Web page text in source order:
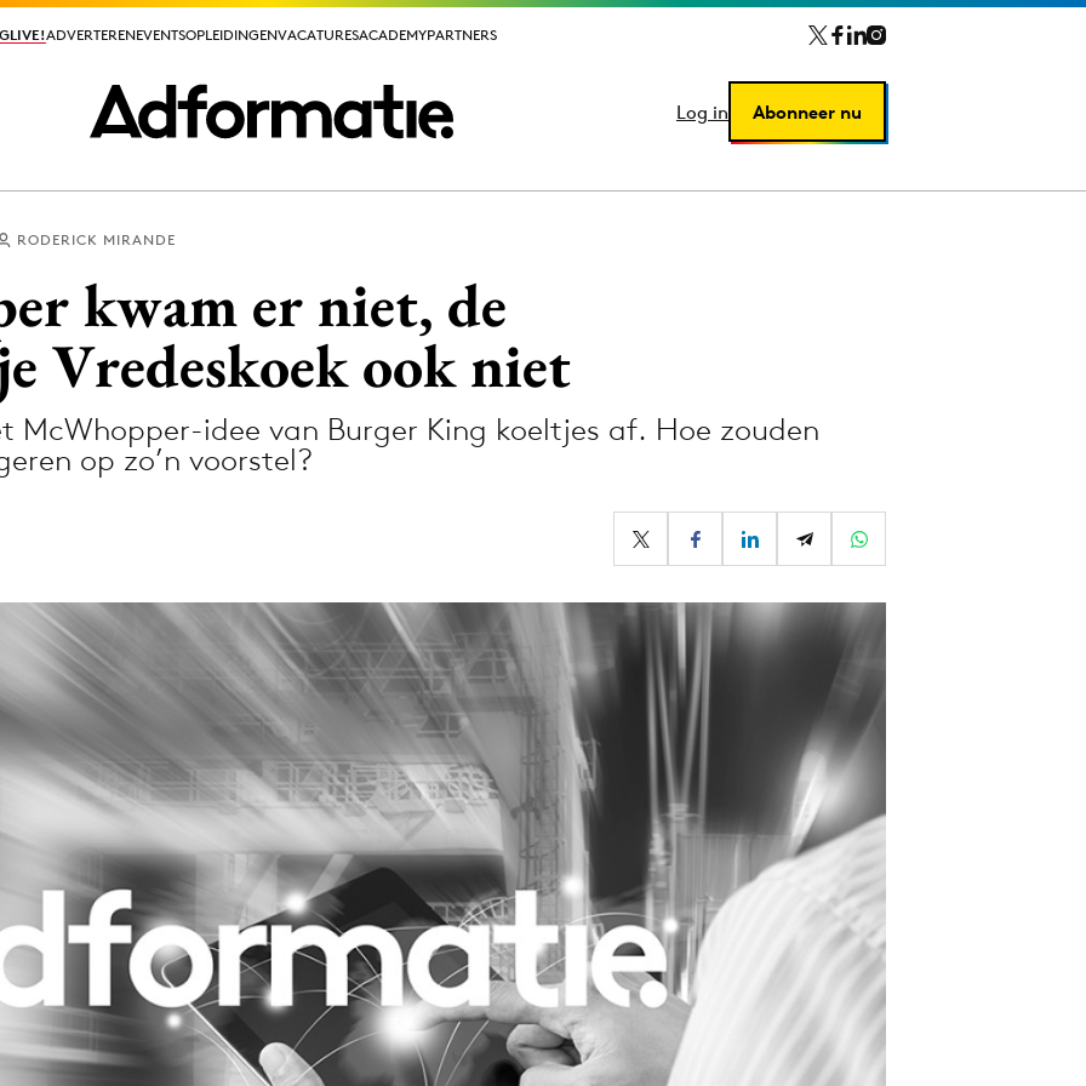
ADVERTERENEVENTSOPLEIDINGENVACATURESACADEMYPARTNERS
Log in Abonneer nu
ADVERTERENEVENTSOPLEIDINGENVACATURESACADEMYPARTNERS
Log in Abonneer nu
Media
Merkstrategie
Reputatie & crisis
RODERICK MIRANDE
kwam er niet, de
Vredeskoek ook niet
McWhopper-idee van Burger King koeltjes af. Hoe zouden
op zo’n voorstel?